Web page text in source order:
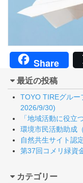
Share
最近の投稿
TOYO TIREグルー
2026/9/30)
「地域活動に役立
環境市民活動助成
自然共生サイト認
第37回コメリ緑資
カテゴリー